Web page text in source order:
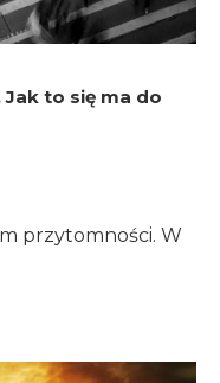
Jak to się ma do
przytomności. W